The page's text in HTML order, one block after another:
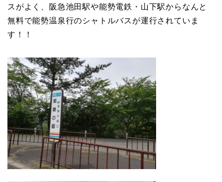
スがよく、阪急池田駅や能勢電鉄・山下駅からなんと
無料で能勢温泉行のシャトルバスが運行されていま
す！！